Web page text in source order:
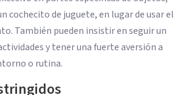
cochecito de juguete, en lugar de usar el
También pueden insistir en seguir un
y tener una fuerte aversión a
o rutina.